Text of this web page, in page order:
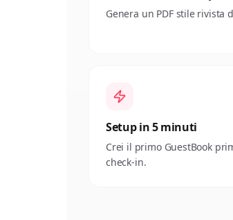
Genera un PDF stile rivista
Setup in 5 minuti
Crei il primo GuestBook
check-in.